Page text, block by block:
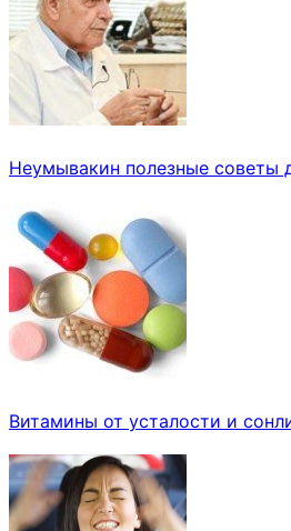
Неумывакин полезные советы
Витамины от усталости и